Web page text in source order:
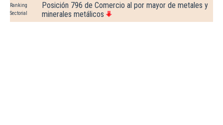
Ranking
Sectorial
Posición 796 de Comercio al por mayor de metales y
minerales metálicos